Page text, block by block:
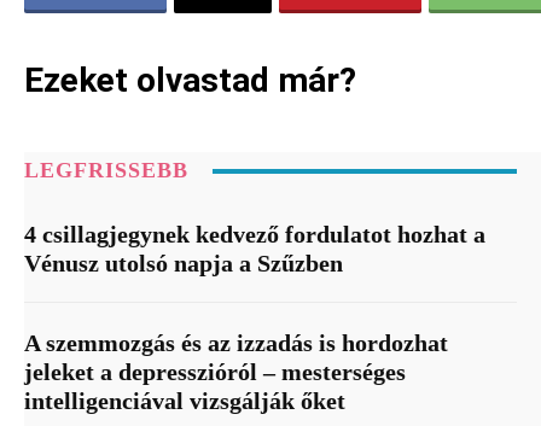
Ezeket olvastad már?
LEGFRISSEBB
4 csillagjegynek kedvező fordulatot hozhat a
Vénusz utolsó napja a Szűzben
A szemmozgás és az izzadás is hordozhat
jeleket a depresszióról – mesterséges
intelligenciával vizsgálják őket